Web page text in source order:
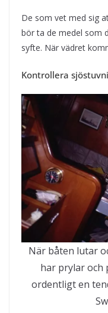
De som vet med sig
bör ta de medel som
syfte. När vädret
Kontrollera
När båten lutar
har prylar och
ordentligt en